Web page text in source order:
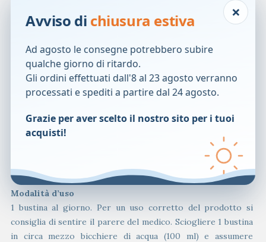
Beta-glucano 60 mg
Vitamina C 60 mg (75% VNR*)
Zinco 7,5 mg (75% VNR*)
Vitamina D
VNR*)
*Valori Nutritivi di Riferimento ai sensi del Reg. UE
1169/2011
Modalità d’uso
1 bustina al giorno. Per un uso corretto del prodotto si
consiglia di sentire il parere del medico. Sciogliere 1 bustina
in circa mezzo bicchiere di acqua (100 ml) e assumere
×
Avviso di chiusura estiva
Ad agosto le consegne potrebbero subire
qualche giorno di ritardo.
Gli ordini effettuati dall'8 al 23 agosto verranno
processati e spediti a partire dal 24 agosto.
Grazie per aver scelto il nostro sito per i tuoi
acquisti!